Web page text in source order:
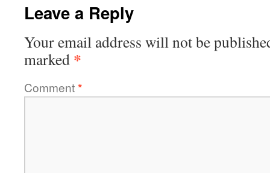
Leave a Reply
Your email address will not be
marked *
Comment*